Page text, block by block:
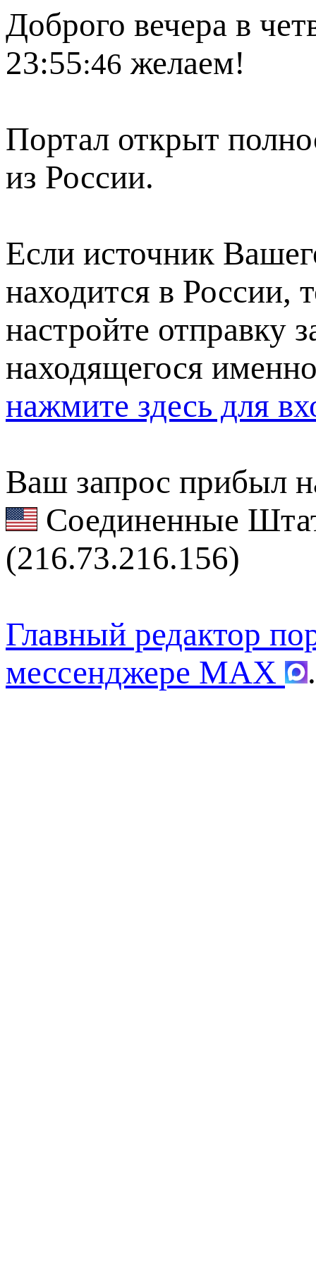
Доброго вечера в
23:55:46 желаем!
Портал открыт
из России.
Если источник
находится в России,
настройте отправку
находящегося
нажмите здесь для
Ваш запрос прибыл
Соединенные
(216.73.216.156)
Главный редактор
мессенджере MAX
.